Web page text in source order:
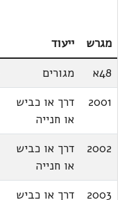
מגרש ייעוד
48א
מגורים
2001
דרך או כביש
או חנייה
2002
דרך או כביש
או חנייה
2003
דרך או כביש